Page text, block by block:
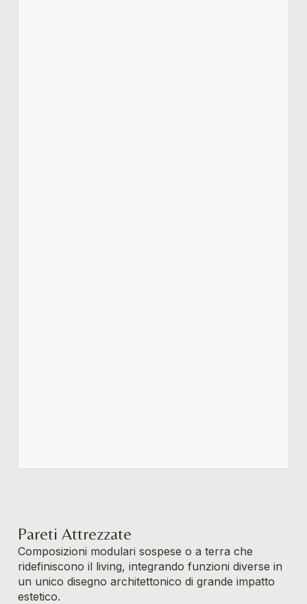
Pareti Attrezzate
Composizioni modulari sospese o a terra che
ridefiniscono il living, integrando funzioni diverse in
un unico disegno architettonico di grande impatto
estetico.